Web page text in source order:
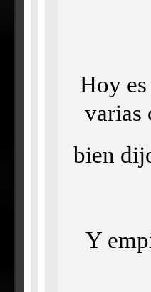
Hoy
varias
bien
Y